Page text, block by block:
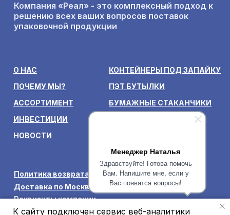
Менеджер Наталья
Здравствуйте! Готова помочь
Вам. Напишите мне, если у
Вас появятся вопросы!
К cайту подключен сервис веб-аналитики
Компания «Реал» - это комплексный подход к
решению всех ваших вопросов поставок
упаковочной продукции
О НАС
ПОЧЕМУ МЫ?
АССОРТИМЕНТ
ИНВЕСТИЦИИ
КОНТЕЙНЕРЫ ПОД ЗАПАЙКУ
ПЭТ БУТЫЛКИ
БУМАЖНЫЕ СТАКАНЧИКИ
КОРОБКИ ДЛЯ ПИЦЦЫ
НОВОСТИ
Политика возврата товаров и денежных средств
Доставка по Москве и Московской области
Реквизиты компании